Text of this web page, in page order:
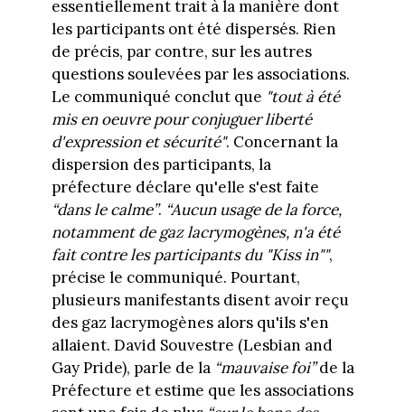
essentiellement trait à la manière dont
les participants ont été dispersés. Rien
de précis, par contre, sur les autres
questions soulevées par les associations.
Le communiqué conclut que "tout à été
mis en oeuvre pour conjuguer liberté
d'expression et sécurité". Concernant la
dispersion des participants, la
préfecture déclare qu'elle s'est faite
“dans le calme”. “Aucun usage de la force,
notamment de gaz lacrymogènes, n'a été
fait contre les participants du "Kiss in"",
précise le communiqué. Pourtant,
plusieurs manifestants disent avoir reçu
des gaz lacrymogènes alors qu'ils s'en
allaient. David Souvestre (Lesbian and
Gay Pride), parle de la “mauvaise foi”de la
Préfecture et estime que les associations